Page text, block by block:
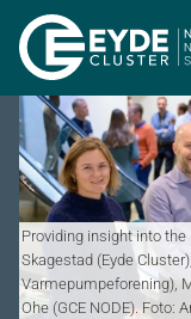
Providing insight into
Skagestad (Eyde
Varmepumpeforening),
Ohe (GCE NODE). Foto: